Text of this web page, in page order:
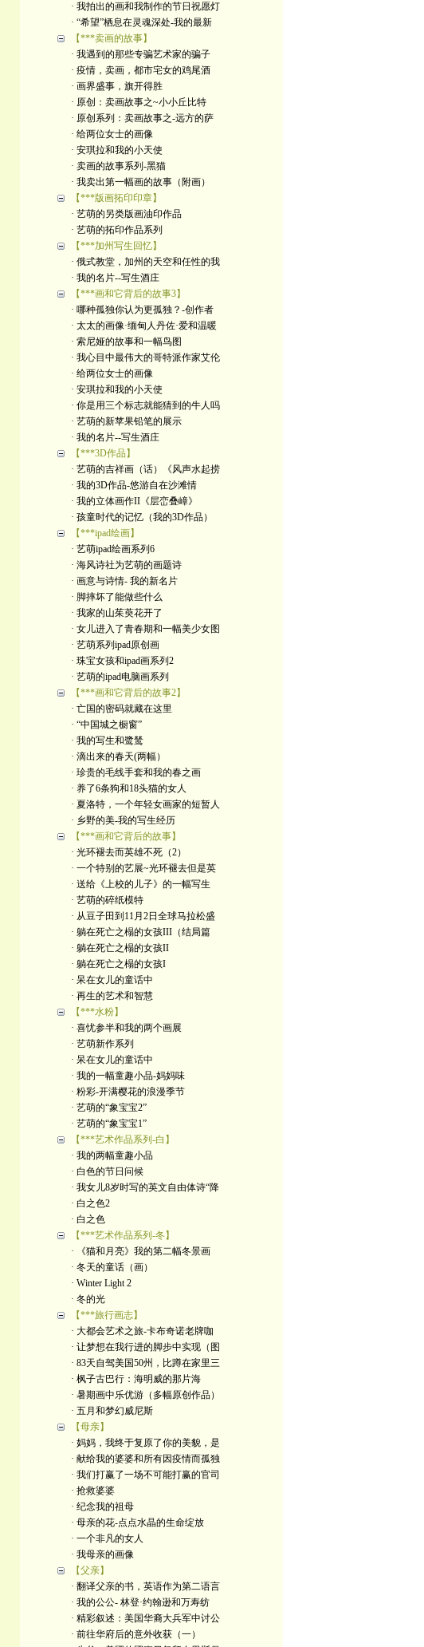
· 我拍出的画和我制作的节日祝愿灯
· “希望”栖息在灵魂深处-我的最新
【***卖画的故事】
· 我遇到的那些专骗艺术家的骗子
· 疫情，卖画，都市宅女的鸡尾酒
· 画界盛事，旗开得胜
· 原创：卖画故事之~小小丘比特
· 原创系列：卖画故事之-远方的萨
· 给两位女士的画像
· 安琪拉和我的小天使
· 卖画的故事系列-黑猫
· 我卖出第一幅画的故事（附画）
【***版画拓印印章】
· 艺萌的另类版画油印作品
· 艺萌的拓印作品系列
【***加州写生回忆】
· 俄式教堂，加州的天空和任性的我
· 我的名片--写生酒庄
【***画和它背后的故事3】
· 哪种孤独你认为更孤独？-创作者
· 太太的画像·缅甸人丹佐·爱和温暖
· 索尼娅的故事和一幅鸟图
· 我心目中最伟大的哥特派作家艾伦
· 给两位女士的画像
· 安琪拉和我的小天使
· 你是用三个标志就能猜到的牛人吗
· 艺萌的新苹果铅笔的展示
· 我的名片--写生酒庄
【***3D作品】
· 艺萌的吉祥画（话）《风声水起捞
· 我的3D作品-悠游自在沙滩情
· 我的立体画作II《层峦叠嶂》
· 孩童时代的记忆（我的3D作品）
【***ipad绘画】
· 艺萌ipad绘画系列6
· 海风诗社为艺萌的画题诗
· 画意与诗情- 我的新名片
· 脚摔坏了能做些什么
· 我家的山茱萸花开了
· 女儿进入了青春期和一幅美少女图
· 艺萌系列ipad原创画
· 珠宝女孩和ipad画系列2
· 艺萌的ipad电脑画系列
【***画和它背后的故事2】
· 亡国的密码就藏在这里
· “中国城之橱窗”
· 我的写生和鹭鸶
· 滴出来的春天(两幅）
· 珍贵的毛线手套和我的春之画
· 养了6条狗和18头猫的女人
· 夏洛特，一个年轻女画家的短暂人
· 乡野的美-我的写生经历
【***画和它背后的故事】
· 光环褪去而英雄不死（2）
· 一个特别的艺展~光环褪去但是英
· 送给《上校的儿子》的一幅写生
· 艺萌的碎纸模特
· 从豆子田到11月2日全球马拉松盛
· 躺在死亡之榻的女孩III（结局篇
· 躺在死亡之榻的女孩II
· 躺在死亡之榻的女孩I
· 呆在女儿的童话中
· 再生的艺术和智慧
【***水粉】
· 喜忧参半和我的两个画展
· 艺萌新作系列
· 呆在女儿的童话中
· 我的一幅童趣小品-妈妈味
· 粉彩-开满樱花的浪漫季节
· 艺萌的“象宝宝2”
· 艺萌的“象宝宝1”
【***艺术作品系列-白】
· 我的两幅童趣小品
· 白色的节日问候
· 我女儿8岁时写的英文自由体诗“降
· 白之色2
· 白之色
【***艺术作品系列-冬】
· 《猫和月亮》我的第二幅冬景画
· 冬天的童话（画）
· Winter Light 2
· 冬的光
【***旅行画志】
· 大都会艺术之旅-卡布奇诺老牌咖
· 让梦想在我行进的脚步中实现（图
· 83天自驾美国50州，比蹲在家里三
· 枫子古巴行：海明威的那片海
· 暑期画中乐优游（多幅原创作品）
· 五月和梦幻威尼斯
【母亲】
· 妈妈，我终于复原了你的美貌，是
· 献给我的婆婆和所有因疫情而孤独
· 我们打赢了一场不可能打赢的官司
· 抢救婆婆
· 纪念我的祖母
· 母亲的花-点点水晶的生命绽放
· 一个非凡的女人
· 我母亲的画像
【父亲】
· 翻译父亲的书，英语作为第二语言
· 我的公公- 林登·约翰逊和万寿纺
· 精彩叙述：美国华裔大兵军中讨公
· 前往华府后的意外收获（一）